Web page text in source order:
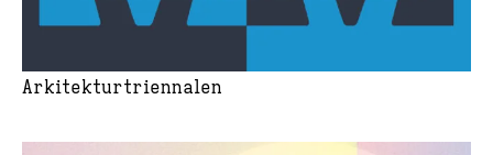
Arkitekturtriennalen